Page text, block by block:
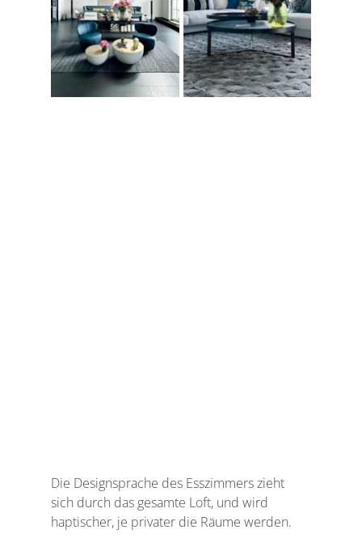
Die Designsprache des Esszimmers zieht
sich durch das gesamte Loft, und wird
haptischer, je privater die Räume werden.